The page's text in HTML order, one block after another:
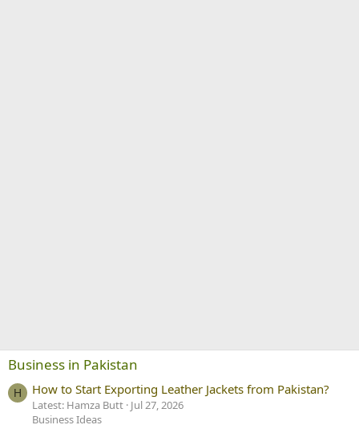
Business in Pakistan
H How to Start Exporting Leather Jackets from Pakistan?
Latest: Hamza Butt Jul 27, 2026
Business Ideas